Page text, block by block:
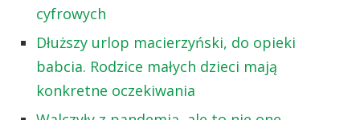
cyfrowych
Dłuższy urlop macierzyński, do opieki
babcia. Rodzice małych dzieci mają
konkretne oczekiwania